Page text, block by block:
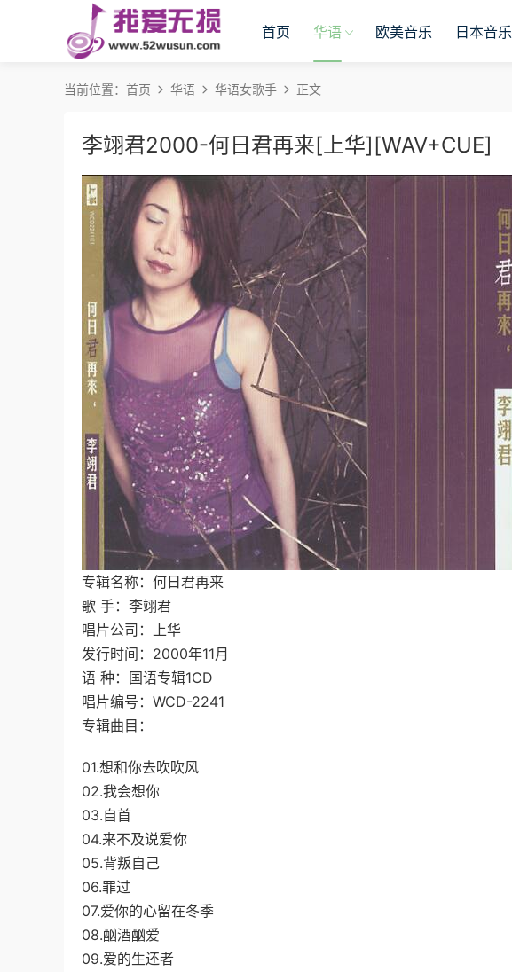
首页 华语 欧美音乐 日本音乐
当前位置： 首页 华语 华语女歌手 正文
李翊君2000-何日君再来[上华][WAV+CUE]
专辑名称：何日君再来
歌 手：李翊君
唱片公司：上华
发行时间：2000年11月
语 种：国语专辑1CD
唱片编号：WCD-2241
专辑曲目：
01.想和你去吹吹风
02.我会想你
03.自首
04.来不及说爱你
05.背叛自己
06.罪过
07.爱你的心留在冬季
08.酗酒酗爱
09.爱的生还者